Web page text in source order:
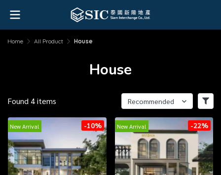
Home All Product House
House
Found 4 items Recommended
New Arrival -10% New Arrival -22%